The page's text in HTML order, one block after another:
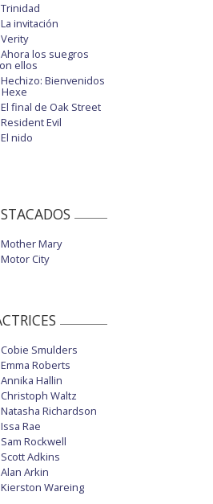
Trinidad
La invitación
Verity
Ahora los suegros
ellos
Hechizo: Bienvenidos
Hexe
El final de Oak Street
Resident Evil
El nido
Mother Mary
Motor City
Cobie Smulders
Emma Roberts
Annika Hallin
Christoph Waltz
Natasha Richardson
Issa Rae
Sam Rockwell
Scott Adkins
Alan Arkin
Kierston Wareing